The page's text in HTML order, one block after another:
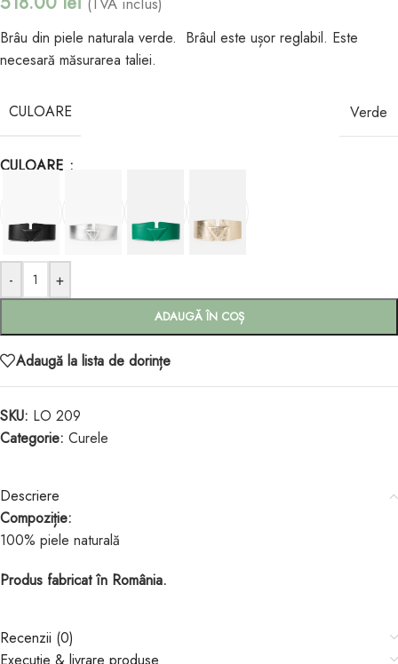
Brâu din piele naturala verde. Brâul este ușor reglabil. Este
necesară măsurarea taliei.
CULOARE Verde
CULOARE
- +
ADAUGĂ ÎN COȘ
Adaugă la lista de dorințe
SKU: LO 209
Categorie: Curele
Descriere
Compoziție:
100% piele naturală
Produs fabricat în România.
Recenzii (0)